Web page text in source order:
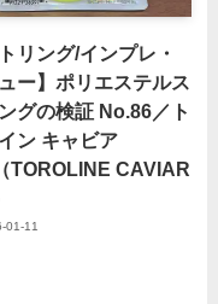
トリング/インプレ・
ー】ポリエステルス
グの検証 No.86／ト
ン キャビア
TOROLINE CAVIAR
01-11